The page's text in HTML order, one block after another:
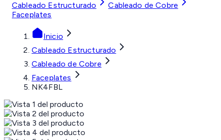
Cableado Estructurado
Cableado de Cobre
Faceplates
Inicio
Cableado Estructurado
Cableado de Cobre
Faceplates
NK4FBL